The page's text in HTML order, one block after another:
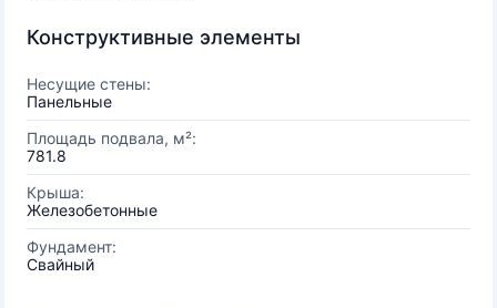
Конструктивные элементы
Несущие стены:
Панельные
Площадь подвала, м²:
781.8
Крыша:
Железобетонные
Фундамент:
Свайный